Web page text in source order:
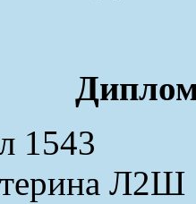
1543
Л2Ш